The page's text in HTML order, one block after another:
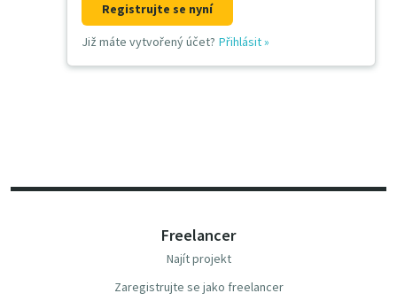
Registrujte se nyní
Již máte vytvořený účet? Přihlásit»
Freelancer
Najít projekt
Zaregistrujte se jako freelancer